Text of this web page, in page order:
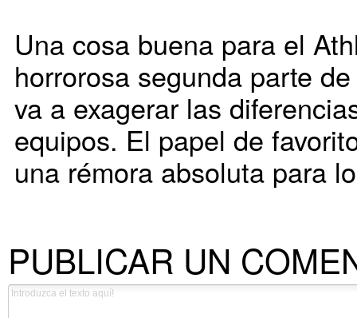
Una cosa buena para el
horrorosa segunda parte
va a exagerar las
equipos. El papel de
una rémora absoluta para
PUBLICAR UN